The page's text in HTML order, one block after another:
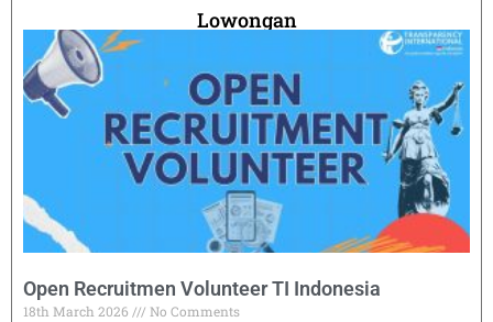
Lowongan
Open Recruitmen Volunteer TI Indonesia
18th March 2026
No Comments